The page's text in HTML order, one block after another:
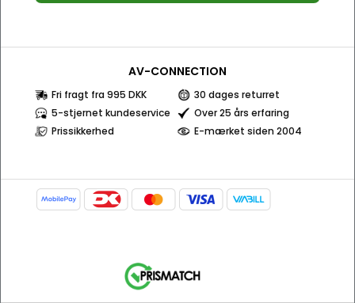
AV-CONNECTION
Fri fragt fra 995 DKK
30 dages returret
5-stjernet kundeservice
Over 25 års erfaring
Prissikkerhed
E-mærket siden 2004